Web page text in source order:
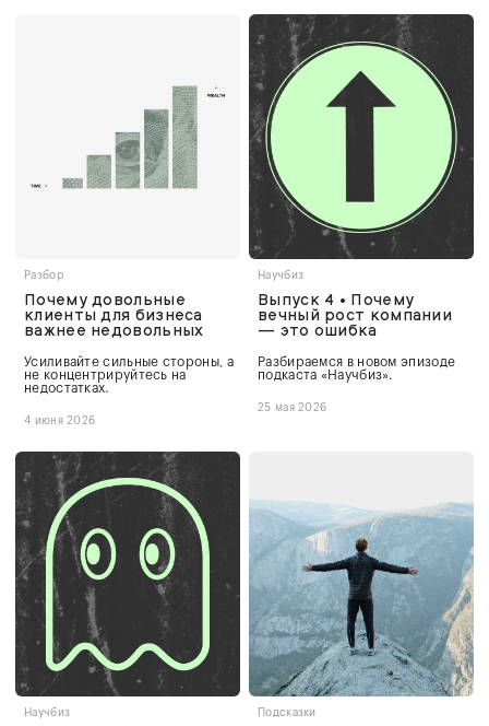
Разбор
Почему довольные
клиенты для бизнеса
важнее недовольных
Усиливайте сильные стороны, а
не концентрируйтесь на
недостатках.
4 июня 2026
Научбиз
Выпуск 4 • Почему
вечный рост компании
— это ошибка
Разбираемся в новом эпизоде
подкаста «Научбиз».
25 мая 2026
Научбиз Подсказки